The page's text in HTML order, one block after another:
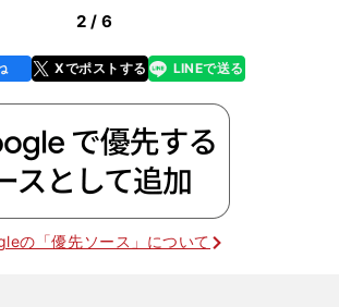
2 / 6
Xでポストする
line LINEで送る
の「優先ソース」について